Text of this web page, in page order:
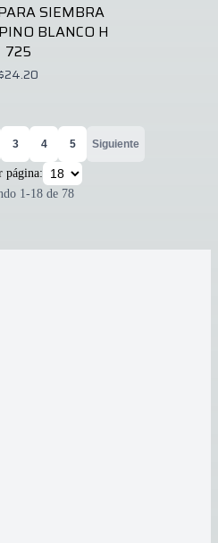
SIEMBRA
BLANCO H
725
$24.20
3 4 5 Siguiente
página:
1-18de 78